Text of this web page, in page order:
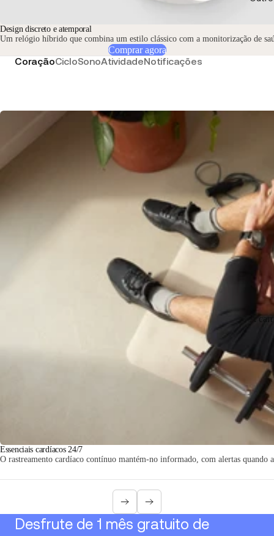
A
Design discreto e atemporal
Um relógio híbrido que combina um estilo clássico com a monitorização de
Comprar agora
CoraçãoCicloSonoAtividadeNotificações
Essenciais cardíacos 24/7
O rastreamento cardíaco contínuo mantém-no informado, com alertas quando
Desfrute de 1 mês gratuito de